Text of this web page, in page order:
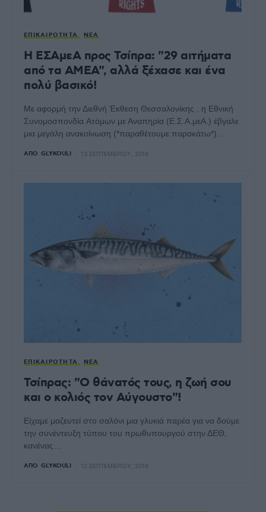
ΕΠΙΚΑΙΡΌΤΗΤΑ ΝΈΑ
Η ΕΣΑμεΑ προς Τσίπρα: "29 αιτήματα
από τα ΑΜΕΑ", αλλά ξέχασε και ένα
πολύ βασικό!
Με αφορμή την Διεθνή Έκθεση Θεσσαλονίκης , η Εθνική
Συνομοσπονδία Ατόμων με Αναπηρία (Ε.Σ.Α.μεΑ.) έβγαλε
μια μεγάλη ανακοίνωση (*παραθέτουμε παρακάτω*)…
ΑΠΌ GLYKOULI 13 ΣΕΠΤΕΜΒΡΊΟΥ, 2018
ΕΠΙΚΑΙΡΌΤΗΤΑ ΝΈΑ
Τσίπρας: "Ο θάνατός τους, η ζωή σου
και ο κολιός τον Αύγουστο"!
Είχαμε μαζευτεί στο σαλόνι μια γλυκιά παρέα για να δούμε
την συνέντευξη τύπου του πρωθυπουργού στην ΔΕΘ,
κανένας…
ΑΠΌ GLYKOULI 12 ΣΕΠΤΕΜΒΡΊΟΥ, 2018